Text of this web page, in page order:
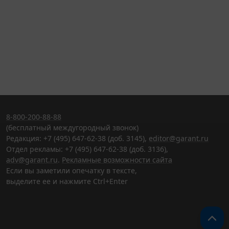
8-800-200-88-88
(бесплатный междугородный звонок)
Редакция: +7 (495) 647-62-38 (доб. 3145), editor@garant.ru
Отдел рекламы: +7 (495) 647-62-38 (доб. 3136),
adv@garant.ru. Рекламные возможности сайта
Если вы заметили опечатку в тексте,
выделите ее и нажмите Ctrl+Enter